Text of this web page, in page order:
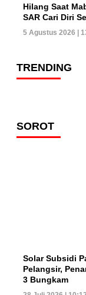
Hilang Saat
SAR Cari Diri
5 Agustus 2026 |
TRENDING
SOROT
Solar Subsidi
Pelangsir,
3 Bungkam